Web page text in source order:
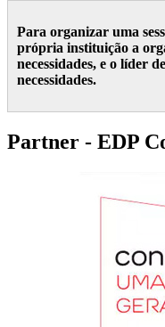
Para organizar uma
própria instituição a
necessidades, e o líder
necessidades.
Partner - EDP